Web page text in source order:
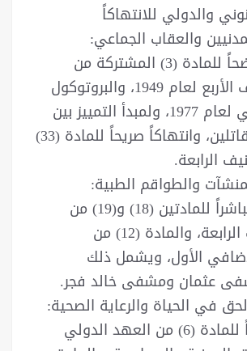
والدولي للانتهاكاً
والعقاب الجماعي:
يُمثّل خرقاً فاضحاً للمادة (3) المشتركة من
اتفاقيات جنيف الأربع لعام 1949، والبروتوكول
الإضافي الثاني لعام 1977، ولمبدأ التمييز بين
المدنيين والمقاتلين، وانتهاكاً صريحاً للمادة (33)
الرابعة.
والطواقم الطبية:
يُعد انتهاكاً مباشراً للمادتين (18) و(19) من
اتفاقية جنيف الرابعة، والمادة (12) من
الأول، ويشمل ذلك
عثمان ومشفى خالد فجر.
في الحياة والرعاية الصحية:
يُشكّل انتهاكاً للمادة (6) من العهد الدولي